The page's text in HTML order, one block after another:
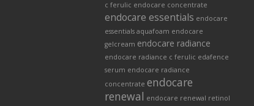
c ferulic endocare concentrate
endocare essentials endocare
essentials aquafoam endocare
gelcream endocare radiance
endocare radiance c ferulic edafence
serum endocare radiance
concentrate endocare
renewal endocare renewal retinol